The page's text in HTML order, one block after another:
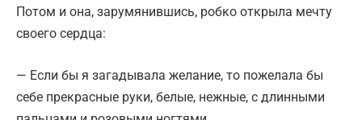
Потом и она, зарумянившись, робко открыла мечту
своего сердца:
— Если бы я загадывала желание, то пожелала бы
себе прекрасные руки, белые, нежные, с длинными